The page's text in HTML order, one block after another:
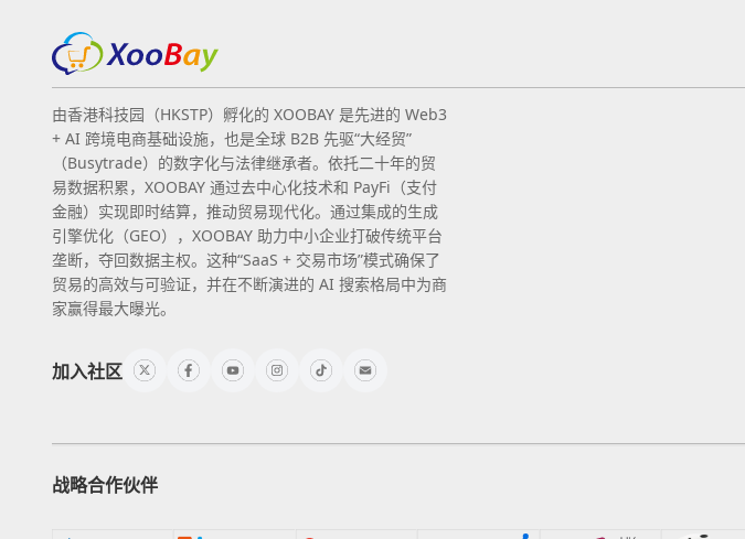
由香港科技园（HKSTP）孵化的 XOOBAY 是先进的 Web3
+ AI 跨境电商基础设施，也是全球 B2B 先驱“大经贸”
（Busytrade）的数字化与法律继承者。依托二十年的贸
易数据积累，XOOBAY 通过去中心化技术和 PayFi（支付
金融）实现即时结算，推动贸易现代化。通过集成的生成
引擎优化（GEO），XOOBAY 助力中小企业打破传统平台
垄断，夺回数据主权。这种“SaaS + 交易市场”模式确保了
贸易的高效与可验证，并在不断演进的 AI 搜索格局中为商
家赢得最大曝光。
加入社区
战略合作伙伴